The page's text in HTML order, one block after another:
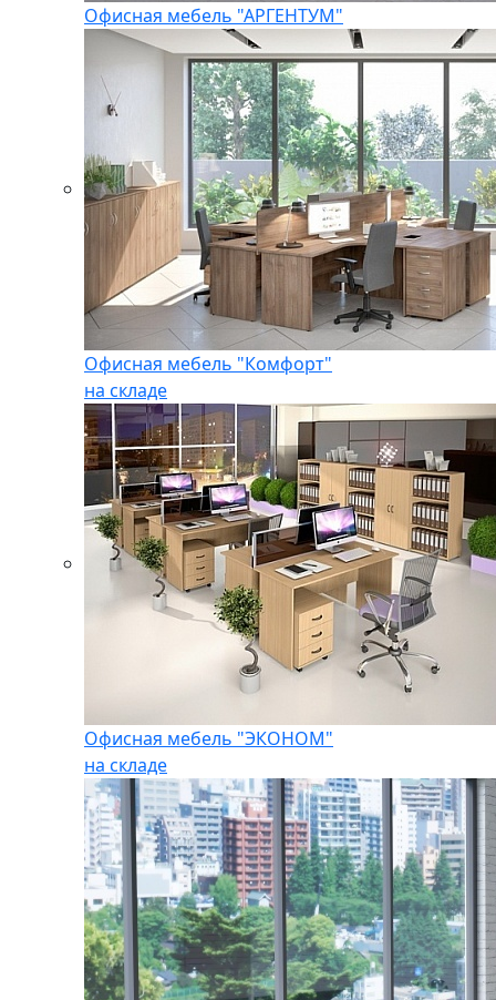
Офисная мебель "АРГЕНТУМ"
Офисная мебель "Комфорт"
на складе
Офисная мебель "ЭКОНОМ"
на складе